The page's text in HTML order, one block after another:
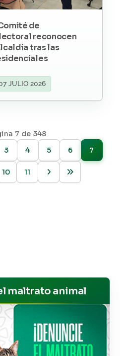
de
reconocen
tras las
JULIO 2026
7 de 348
3 4 5 6 7
10 11
maltrato animal